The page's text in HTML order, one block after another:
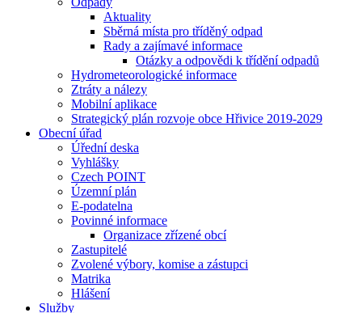
Aktuality
Sběrná místa pro tříděný odpad
Rady a zajímavé informace
Otázky a odpovědi k třídění odpadů
Hydrometeorologické informace
Ztráty a nálezy
Mobilní aplikace
Strategický plán rozvoje obce Hřivice 2019-2029
Obecní úřad
Úřední deska
Vyhlášky
Czech POINT
Územní plán
E-podatelna
Povinné informace
Organizace zřízené obcí
Zastupitelé
Zvolené výbory, komise a zástupci
Matrika
Hlášení
Služby